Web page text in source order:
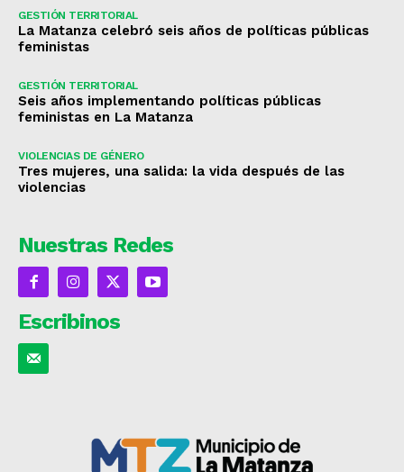
GESTIÓN TERRITORIAL
La Matanza celebró seis años de políticas públicas
feministas
GESTIÓN TERRITORIAL
Seis años implementando políticas públicas
feministas en La Matanza
VIOLENCIAS DE GÉNERO
Tres mujeres, una salida: la vida después de las
violencias
Nuestras Redes
Escribinos